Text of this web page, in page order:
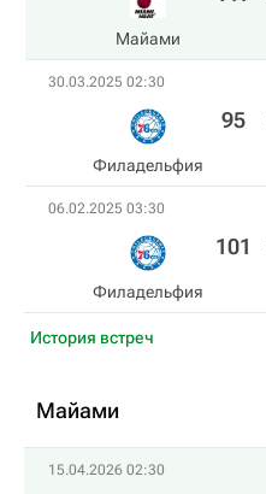
Майами
30.03.2025 02:30
Филадельфия
95
06.02.2025 03:30
Филадельфия
101
История встреч
Майами
15.04.2026 02:30